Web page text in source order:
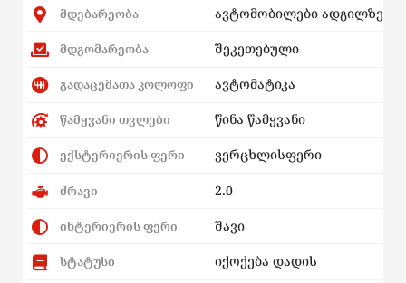
მდებარეობა ავტომობილები ადგილზე
მდგომარეობა შეკეთებული
გადაცემათა კოლოფი ავტომატიკა
წამყვანი თვლები წინა წამყვანი
ექსტერიერის ფერი ვერცხლისფერი
ძრავი 2.0
ინტერიერის ფერი შავი
სტატუსი იქოქება დადის